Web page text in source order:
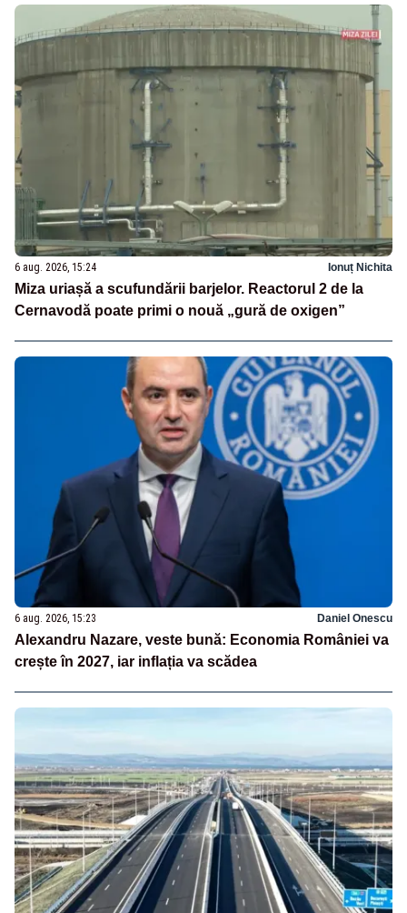
6 aug. 2026, 15:24 Ionuț Nichita
Miza uriașă a scufundării barjelor. Reactorul 2 de la
Cernavodă poate primi o nouă „gură de oxigen”
6 aug. 2026, 15:23 Daniel Onescu
Alexandru Nazare, veste bună: Economia României va
crește în 2027, iar inflația va scădea